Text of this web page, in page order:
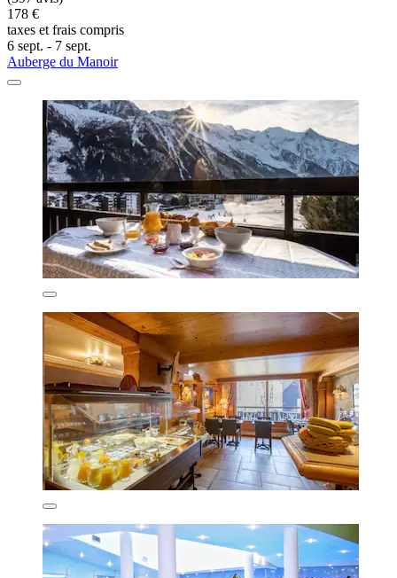
178 €
taxes et frais compris
6 sept. - 7 sept.
Auberge du Manoir